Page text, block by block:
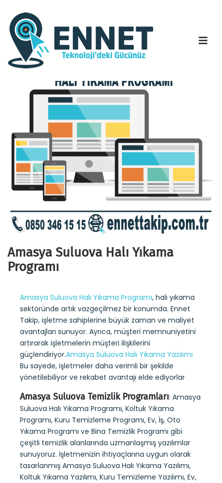
Amasya Suluova Halı Yıkama
Programı
Amasya Suluova Halı Yıkama Programı, halı yıkama
sektöründe artık vazgeçilmez bir konumda. Ennet
Takip, işletme sahiplerine büyük zaman ve maliyet
avantajları sunuyor. Ayrıca, müşteri memnuniyetini
artırarak işletmelerin müşteri ilişkilerini
güçlendiriyor.Amasya Suluova Halı Yıkama Yazılımı
Bu sayede, işletmeler daha verimli bir şekilde
yönetilebiliyor ve rekabet avantajı elde ediyorlar
Amasya Suluova Temizlik Programları: Amasya
Suluova Halı Yıkama Programı, Koltuk Yıkama
Programı, Kuru Temizleme Programı, Ev, İş, Oto
Yıkama Programı ve Bina Temizlik Programı gibi
çeşitli temizlik alanlarında uzmanlaşmış yazılımlar
sunuyoruz. İşletmenizin ihtiyaçlarına uygun olarak
tasarlanmış Amasya Suluova Halı Yıkama Yazılımı,
Koltuk Yıkama Yazılımı, Kuru Temizleme Yazılımı, Ev,